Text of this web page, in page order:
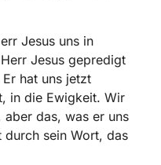
Jesus uns in
Jesus gepredigt
hat uns jetzt
in die Ewigkeit. Wir
aber das, was er uns
sein Wort, das